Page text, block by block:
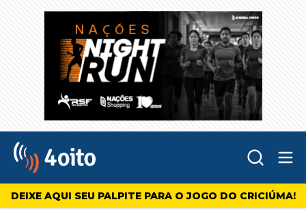
4oito
DEIXE AQUI SEU PALPITE PARA O JOGO DO CRICIÚMA!